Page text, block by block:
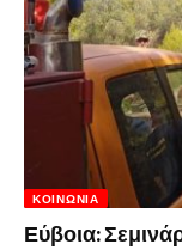
ΚΟΙΝΩΝΊΑ
Εύβοια: